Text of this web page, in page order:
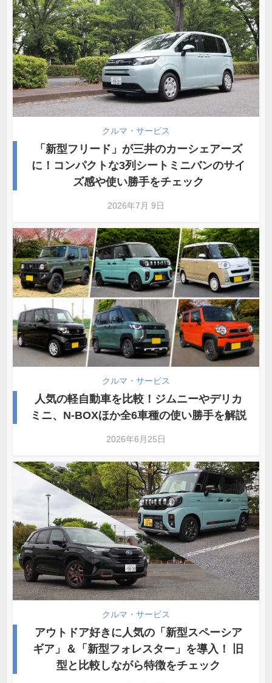
クルマ・サービス
「新型フリード」が三井のカーシェアーズ
に！コンパクトな3列シートミニバンのサイ
ズ感や使い勝手をチェック
2026年7月 9日
クルマ・サービス
人気の軽自動車を比較！ジムニーやデリカ
ミニ、N-BOXほか全6車種の使い勝手を解説
2026年6月25日
クルマ・サービス
アウトドア好きに人気の「新型スペーシア
ギア」＆「新型フォレスター」を導入！ 旧
型と比較しながら特徴をチェック